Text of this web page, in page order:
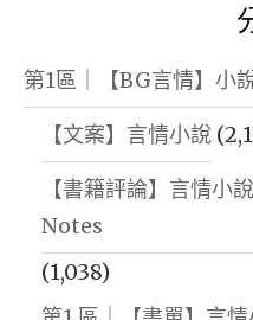
第1區｜【BG言情】小
【文案】言情小說
【書籍評論】言情小
Notes
(1,038)